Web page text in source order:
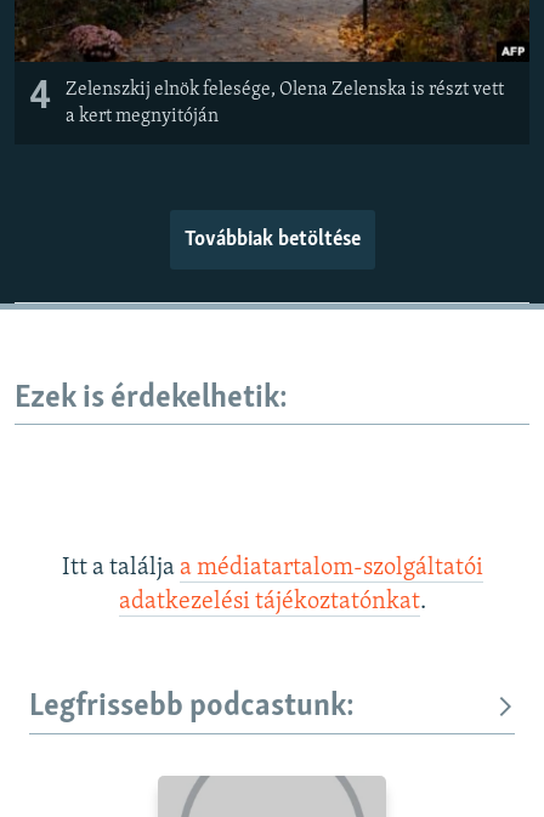
4
Zelenszkij elnök felesége, Olena Zelenska is részt vett
a kert megnyitóján
Továbbiak betöltése
Ezek is érdekelhetik:
Itt a találja a médiatartalom-szolgáltatói
adatkezelési tájékoztatónkat.
Legfrissebb podcastunk: